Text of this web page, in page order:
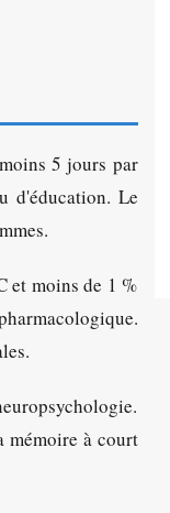
5 jours par
d'éducation. Le
et moins de 1 %
mémoire à court